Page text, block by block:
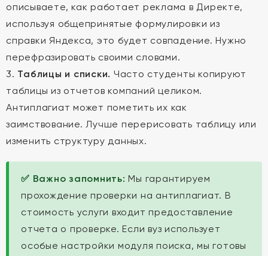
описываете, как работает реклама в Директе,
используя общепринятые формулировки из
справки Яндекса, это будет совпадение. Нужно
перефразировать своими словами.
3. Таблицы и списки. Часто студенты копируют
таблицы из отчетов компаний целиком.
Антиплагиат может пометить их как
заимствование. Лучше перерисовать таблицу или
изменить структуру данных.
✅ Важно запомнить: Мы гарантируем
прохождение проверки на антиплагиат. В
стоимость услуги входит предоставление
отчета о проверке. Если вуз использует
особые настройки модуля поиска, мы готовы